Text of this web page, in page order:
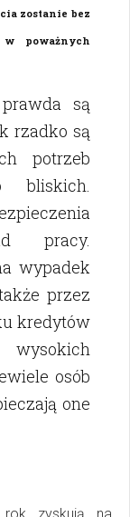
zostanie bez
poważnych
są
rzadko są
potrzeb
bliskich.
pracy.
wypadek
przez
kredytów
osób
one